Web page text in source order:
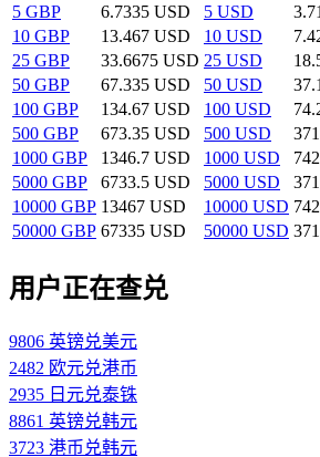
5 GBP
6.7335 USD 5 USD
10 GBP
13.467 USD 10 USD
25 GBP
33.6675 USD 25 USD
50 GBP
67.335 USD 50 USD
100 GBP
134.67 USD 100 USD
500 GBP
673.35 USD 500 USD
1000 GBP
1346.7 USD 1000 USD
5000 GBP
6733.5 USD 5000 USD
10000 GBP 13467 USD 10000 USD
50000 GBP 67335 USD 50000 USD
用户正在查兑
9806 英镑兑美元
2482 欧元兑港币
2935 日元兑泰铢
8861 英镑兑韩元
3723 港币兑韩元